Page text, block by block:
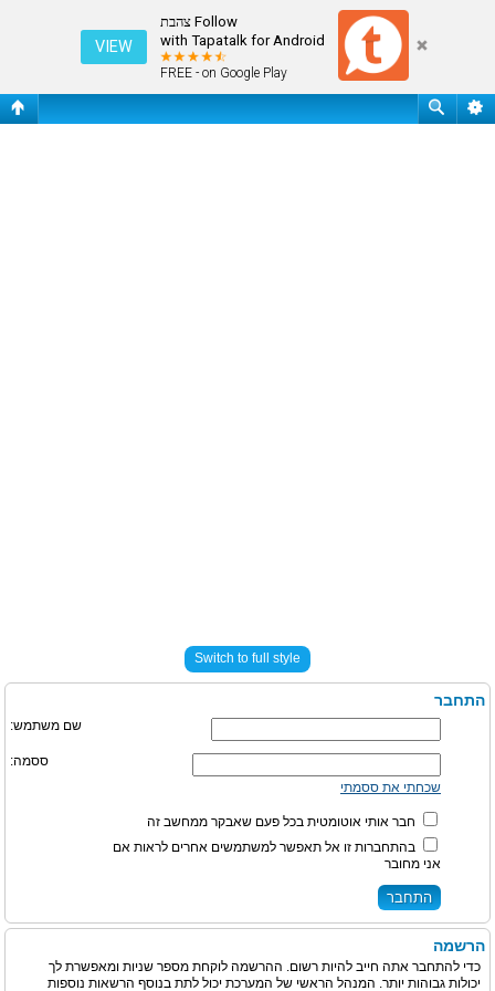
Follow צהבת
with Tapatalk for Android
FREE - on Google Play
VIEW
התחבר
Switch to full style
התחבר
שם משתמש:
ססמה:
שכחתי את ססמתי
חבר אותי אוטומטית בכל פעם שאבקר ממחשב זה
בהתחברות זו אל תאפשר למשתמשים אחרים לראות אם
אני מחובר
הרשמה
כדי להתחבר אתה חייב להיות רשום. ההרשמה לוקחת מספר שניות ומאפשרת לך
יכולות גבוהות יותר. המנהל הראשי של המערכת יכול לתת בנוסף הרשאות נוספות